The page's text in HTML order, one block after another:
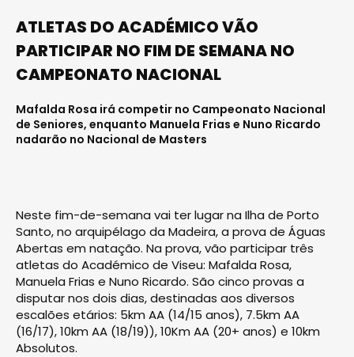
ATLETAS DO ACADÉMICO VÃO
PARTICIPAR NO FIM DE SEMANA NO
CAMPEONATO NACIONAL
Mafalda Rosa irá competir no Campeonato Nacional
de Seniores, enquanto Manuela Frias e Nuno Ricardo
nadarão no Nacional de Masters
Neste fim-de-semana vai ter lugar na Ilha de Porto
Santo, no arquipélago da Madeira, a prova de Águas
Abertas em natação. Na prova, vão participar três
atletas do Académico de Viseu: Mafalda Rosa,
Manuela Frias e Nuno Ricardo. São cinco provas a
disputar nos dois dias, destinadas aos diversos
escalões etários: 5km AA (14/15 anos), 7.5km AA
(16/17), 10km AA (18/19)), 10Km AA (20+ anos) e 10km
Absolutos.